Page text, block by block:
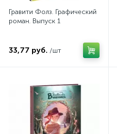
Гравити Фолз. Графический
роман. Выпуск 1
33,77 руб. /шт